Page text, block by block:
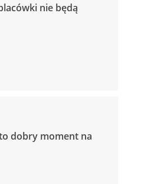
nie będą
dobry moment na